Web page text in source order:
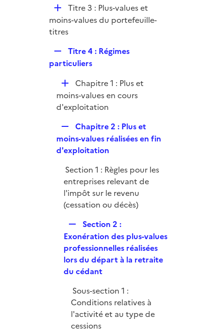
e
r
D
é
p
e
r
Titre 3 : Plus-values et
moins-values du portefeuille-
titres
e
l
i
e
Titre 4 : Régimes
particuliers
D
é
p
e
r
Chapitre 1 : Plus et
moins-values en cours
d'exploitation
e
p
i
e
r
Chapitre 2 : Plus et
moins-values réalisées en fin
d'exploitation
Section 1 : Règles pour les
entreprises relevant de
l'impôt sur le revenu
(cessation ou décès)
e
p
l
i
r
Section 2 :
Exonération des plus-values
professionnelles réalisées
lors du départ à la retraite
du cédant
Sous-section 1 :
Conditions relatives à
l'activité et au type de
cessions